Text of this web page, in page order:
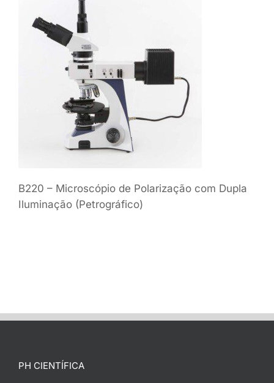
B220 – Microscópio de Polarização com Dupla
Iluminação (Petrográfico)
PH CIENTÍFICA